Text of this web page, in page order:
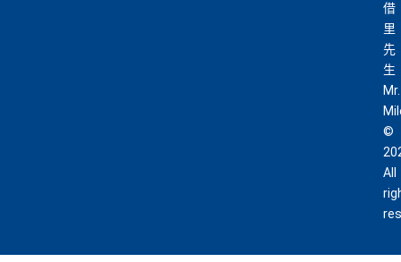
借
里
先
生
Mr.
©
All